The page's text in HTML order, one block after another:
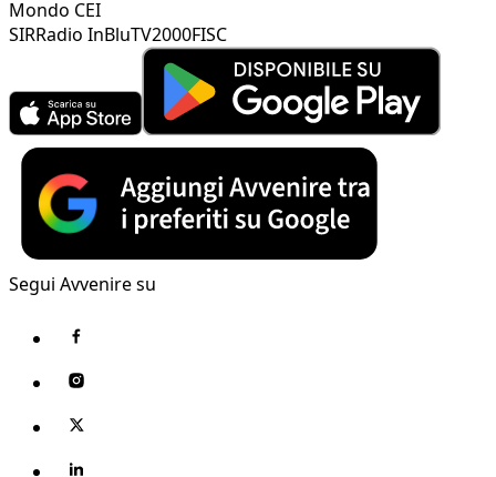
Mondo CEI
SIRRadio InBluTV2000FISC
Segui Avvenire su